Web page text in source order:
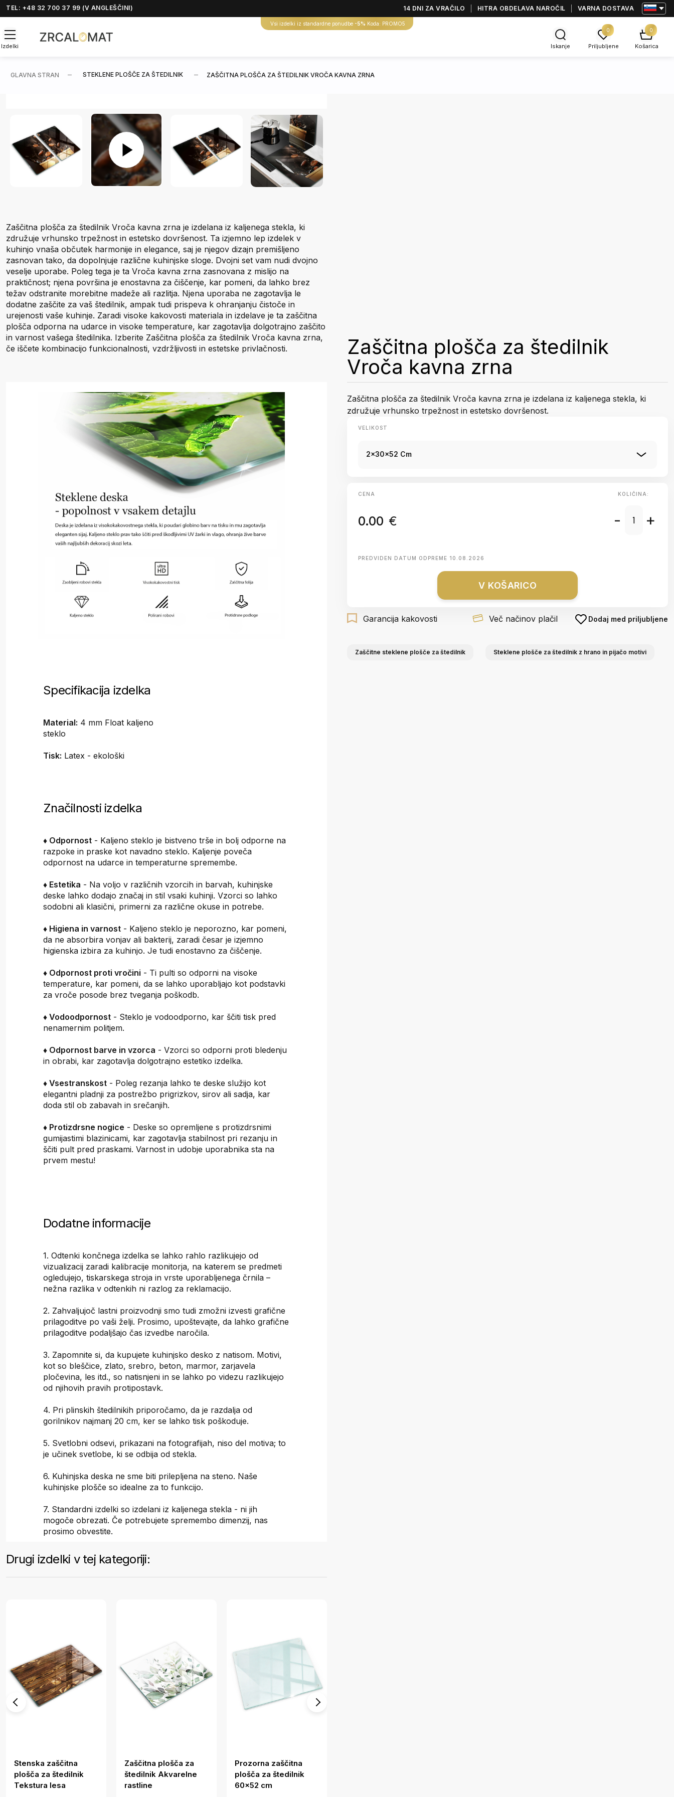
TEL: +48 32 700 37 99 (V ANGLEŠČINI) 14 DNI ZA VRAČILO HITRA OBDELAVA NAROČIL VARNA DOSTAVA
Vsi izdelki iz standardne ponudbe -5% Koda: PROMO5
Izdelki Iskanje
0
Priljubljene
0
Košarica
GLAVNA STRAN STEKLENE PLOŠČE ZA ŠTEDILNIK ZAŠČITNA PLOŠČA ZA ŠTEDILNIK VROČA KAVNA ZRNA
Zaščitna plošča za štedilnik Vroča kavna zrna je izdelana iz kaljenega stekla, ki
združuje vrhunsko trpežnost in estetsko dovršenost. Ta izjemno lep izdelek v
kuhinjo vnaša občutek harmonije in elegance, saj je njegov dizajn premišljeno
zasnovan tako, da dopolnjuje različne kuhinjske sloge. Dvojni set vam nudi dvojno
veselje uporabe. Poleg tega je ta Vroča kavna zrna zasnovana z mislijo na
praktičnost; njena površina je enostavna za čiščenje, kar pomeni, da lahko brez
težav odstranite morebitne madeže ali razlitja. Njena uporaba ne zagotavlja le
dodatne zaščite za vaš štedilnik, ampak tudi prispeva k ohranjanju čistoče in
urejenosti vaše kuhinje. Zaradi visoke kakovosti materiala in izdelave je ta zaščitna
plošča odporna na udarce in visoke temperature, kar zagotavlja dolgotrajno zaščito
in varnost vašega štedilnika. Izberite Zaščitna plošča za štedilnik Vroča kavna zrna,
če iščete kombinacijo funkcionalnosti, vzdržljivosti in estetske privlačnosti.
Specifikacija izdelka
Material: 4 mm Float kaljeno
steklo
Tisk: Latex - ekološki
Značilnosti izdelka
♦ Odpornost - Kaljeno steklo je bistveno trše in bolj odporne na
razpoke in praske kot navadno steklo. Kaljenje poveča
odpornost na udarce in temperaturne spremembe.
♦ Estetika - Na voljo v različnih vzorcih in barvah, kuhinjske
deske lahko dodajo značaj in stil vsaki kuhinji. Vzorci so lahko
sodobni ali klasični, primerni za različne okuse in potrebe.
♦ Higiena in varnost - Kaljeno steklo je neporozno, kar pomeni,
da ne absorbira vonjav ali bakterij, zaradi česar je izjemno
higienska izbira za kuhinjo. Je tudi enostavno za čiščenje.
♦ Odpornost proti vročini - Ti pulti so odporni na visoke
temperature, kar pomeni, da se lahko uporabljajo kot podstavki
za vroče posode brez tveganja poškodb.
♦ Vodoodpornost - Steklo je vodoodporno, kar ščiti tisk pred
nenamernim politjem.
♦ Odpornost barve in vzorca - Vzorci so odporni proti bledenju
in obrabi, kar zagotavlja dolgotrajno estetiko izdelka.
♦ Vsestranskost - Poleg rezanja lahko te deske služijo kot
elegantni pladnji za postrežbo prigrizkov, sirov ali sadja, kar
doda stil ob zabavah in srečanjih.
♦ Protizdrsne nogice - Deske so opremljene s protizdrsnimi
gumijastimi blazinicami, kar zagotavlja stabilnost pri rezanju in
ščiti pult pred praskami. Varnost in udobje uporabnika sta na
prvem mestu!
Dodatne informacije
1. Odtenki končnega izdelka se lahko rahlo razlikujejo od
vizualizacij zaradi kalibracije monitorja, na katerem se predmeti
ogledujejo, tiskarskega stroja in vrste uporabljenega črnila –
nežna razlika v odtenkih ni razlog za reklamacijo.
2. Zahvaljujoč lastni proizvodnji smo tudi zmožni izvesti grafične
prilagoditve po vaši želji. Prosimo, upoštevajte, da lahko grafične
prilagoditve podaljšajo čas izvedbe naročila.
3. Zapomnite si, da kupujete kuhinjsko desko z natisom. Motivi,
kot so bleščice, zlato, srebro, beton, marmor, zarjavela
pločevina, les itd., so natisnjeni in se lahko po videzu razlikujejo
od njihovih pravih protipostavk.
4. Pri plinskih štedilnikih priporočamo, da je razdalja od
gorilnikov najmanj 20 cm, ker se lahko tisk poškoduje.
5. Svetlobni odsevi, prikazani na fotografijah, niso del motiva; to
je učinek svetlobe, ki se odbija od stekla.
6. Kuhinjska deska ne sme biti prilepljena na steno. Naše
kuhinjske plošče so idealne za to funkcijo.
7. Standardni izdelki so izdelani iz kaljenega stekla - ni jih
mogoče obrezati. Če potrebujete spremembo dimenzij, nas
prosimo obvestite.
Drugi izdelki v tej kategoriji:
Stenska zaščitna
plošča za štedilnik
Tekstura lesa
Zaščitna plošča za
štedilnik Akvarelne
rastline
Prozorna zaščitna
plošča za štedilnik
60x52 cm
Zaščitna plošča za štedilnik
Vroča kavna zrna
Zaščitna plošča za štedilnik Vroča kavna zrna je izdelana iz kaljenega stekla, ki
združuje vrhunsko trpežnost in estetsko dovršenost.
VELIKOST
2x30x52 Cm
CENA
0.00 €
KOLIČINA:
- +
PREDVIDEN DATUM ODPREME 10.08.2026
V KOŠARICO
Garancija kakovosti Več načinov plačil Dodaj med priljubljene
Zaščitne steklene plošče za štedilnik Steklene plošče za štedilnik z hrano in pijačo motivi